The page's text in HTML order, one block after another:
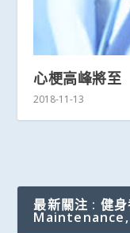
心梗高峰將
2018-11-13
最新關注 : 健
Maintenance,